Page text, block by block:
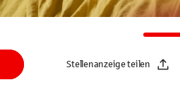
Stellenanzeige teilen